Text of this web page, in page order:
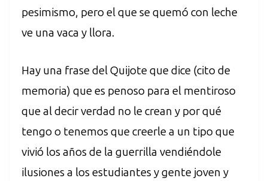
pesimismo, pero el que se quemó con leche
ve una vaca y llora.
Hay una frase del Quijote que dice (cito de
memoria) que es penoso para el mentiroso
que al decir verdad no le crean y por qué
tengo o tenemos que creerle a un tipo que
vivió los años de la guerrilla vendiéndole
ilusiones a los estudiantes y gente joven y